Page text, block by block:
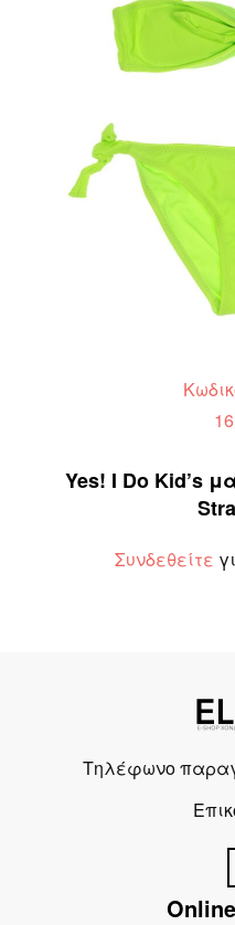
Yes! I Do Kid’s
Συνδεθείτε
Τηλέφωνο